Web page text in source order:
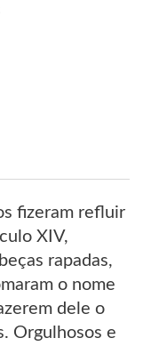
fizeram refluir
XIV,
rapadas,
o nome
dele o
Orgulhosos e